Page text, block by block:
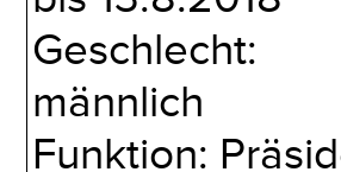
Geschlecht:
männlich
Funktion: